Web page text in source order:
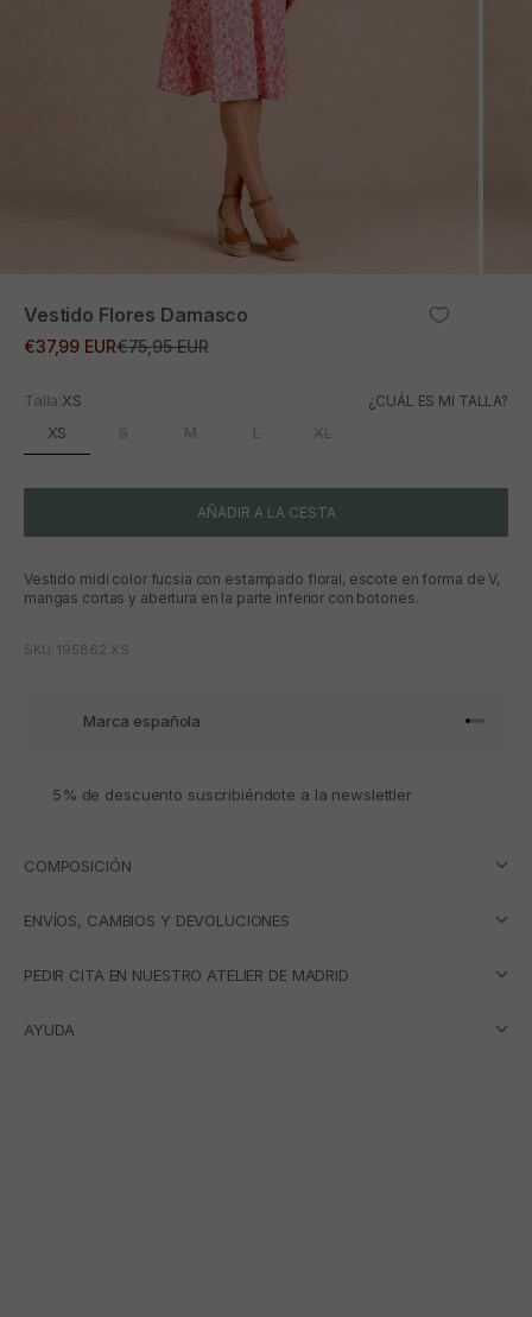
Vestido Flores Damasco
Precio de oferta
€37,99 EURPrecio normal
€75,95 EUR
Talla:XS ¿CUÁL ES MI TALLA?
XS S M L XL
AÑADIR A LA CESTA
Vestido midi color fucsia con estampado floral, escote en forma de V,
mangas cortas y abertura en la parte inferior con botones.
SKU: 195862.XS
Marca española Ir al
Ir al
Ir al
Ir al
5% de descuento suscribiéndote a la newslettler
COMPOSICIÓN
ENVÍOS, CAMBIOS Y DEVOLUCIONES
PEDIR CITA EN NUESTRO ATELIER DE MADRID
AYUDA